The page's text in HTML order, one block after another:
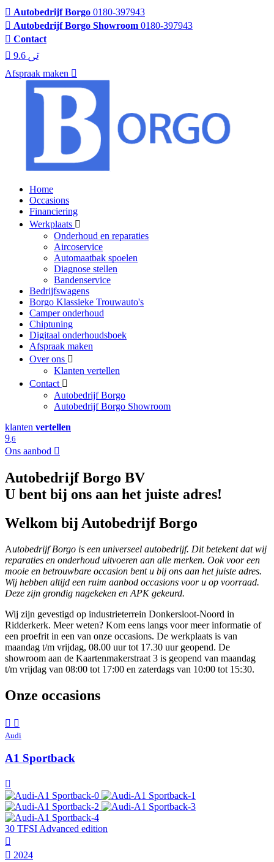
Autobedrijf Borgo 0180-397943
Autobedrijf Borgo Showroom 0180-397943
Contact
9.6
Afspraak maken
Home
Occasions
Financiering
Werkplaats
Onderhoud en reparaties
Aircoservice
Automaatbak spoelen
Diagnose stellen
Bandenservice
Bedrijfswagens
Borgo Klassieke Trouwauto's
Camper onderhoud
Chiptuning
Digitaal onderhoudsboek
Afspraak maken
Over ons
Klanten vertellen
Contact
Autobedrijf Borgo
Autobedrijf Borgo Showroom
klanten vertellen
9,6
Ons aanbod
Autobedrijf Borgo BV
U bent bij ons aan het juiste adres!
Welkom bij Autobedrijf Borgo
Autobedrijf Borgo is een universeel autobedrijf. Dit betekent dat wij
reparaties en onderhoud uitvoeren aan alle merken. Ook voor een
mooie en betrouwbare occasion bent u bij ons aan het juiste adres.
Wij hebben altijd een ruim aanbod occasions voor u op voorraad.
Deze zijn grondig nagekeken en APK gekeurd.
Wij zijn gevestigd op industrieterrein Donkersloot-Noord in
Ridderkerk. Meer weten? Kom eens langs voor meer informatie of
een proefrit in een van onze occasions. De werkplaats is van
maandag t/m vrijdag, 08.00 uur tot 17.30 uur geopend. De
showroom aan de Kaartenmakerstraat 3 is geopend van maandag
t/m vrijdag van 08:00 tot 17:00 en zaterdags van 10:00 tot 15:30.
Onze occasions
Audi
A1 Sportback
30 TFSI Advanced edition
2024